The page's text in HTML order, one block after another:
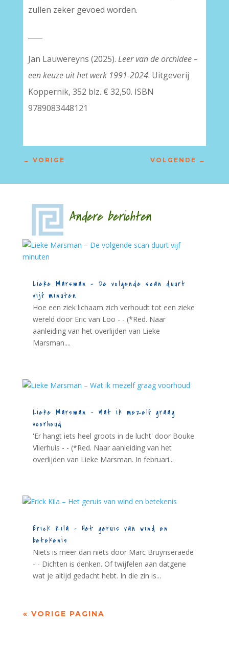
zullen zeker gevoed worden.
Jan Lauwereyns (2025). Leer van de orchidee–
een keuze uit het werk 1991-2024. Uitgeverij
Koppernik, 352 blz. € 32,50. ISBN
9789083448121
← VORIGE VOLGENDE →
Andere berichten
Lieke Marsman – De volgende scan duurt
vijf minuten
Hoe een ziek lichaam zich verhoudt tot een zieke
wereld door Eric van Loo - - (*Red. Naar
aanleiding van het overlijden van Lieke
Marsman....
Lieke Marsman – Wat ik mezelf graag
voorhoud
'Er hangt iets heel groots in de lucht' door Bouke
Vlierhuis - - (*Red. Naar aanleiding van het
overlijden van Lieke Marsman. In februari...
Erick Kila – Het geruis van wind en
betekenis
Niets is meer dan niets door Marc Bruynseraede
- - Dichten is denken. Of twijfelen aan datgene
wat je altijd gedacht hebt. In die zin is...
« VORIGE PAGINA